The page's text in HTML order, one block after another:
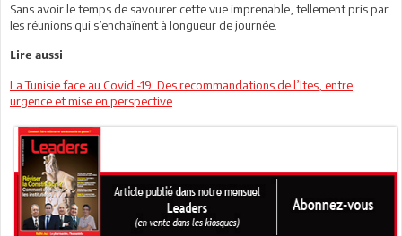
Sans avoir le temps de savourer cette vue imprenable, tellement pris par
les réunions qui s’enchaînent à longueur de journée.
Lire aussi
La Tunisie face au Covid -19: Des recommandations de l’Ites, entre
urgence et mise en perspective